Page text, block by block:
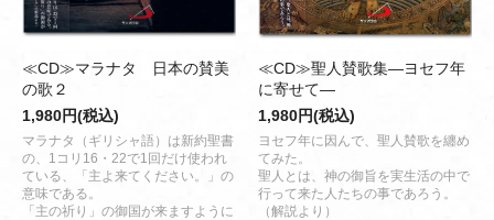
≪CD≫マラナタ 日本の賛美
の歌２
1,980円(税込)
マラナタ（ギリシャ語）は新約聖書
の、1コリ16・22で1回だけ使われ
ている、「主よ来てください。」の
意味である。
「主の祈り」の御国が来ますように
≪CD≫聖人賛歌集―ヨセフ年
に寄せて―
1,980円(税込)
ヨセフ年に因んで、聖人賛歌を纏め
てみた。
聖人とは、神の御旨を実生活の中で
行って来た人たちの事であろう。
（解説より）